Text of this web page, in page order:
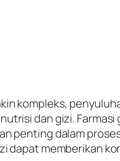
kompleks,
dan gizi.
penting dalam
dapat memberikan